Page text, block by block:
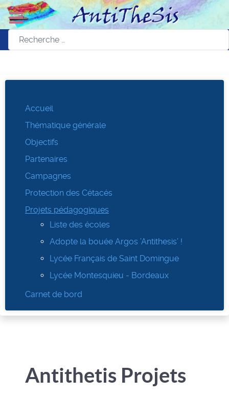
Accueil
Thématique générale
Objectifs
Partenaires
Campagnes
Protection des Cétacés
Projets pédagogiques
Liste des écoles
Adopte la bouée Argos ’Antithesis’ !
Lycée Français de Saint Domingue
Lycée Montesquieu - Bordeaux
Carnet de bord
Antithetis Projets